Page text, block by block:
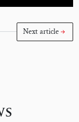
Next article